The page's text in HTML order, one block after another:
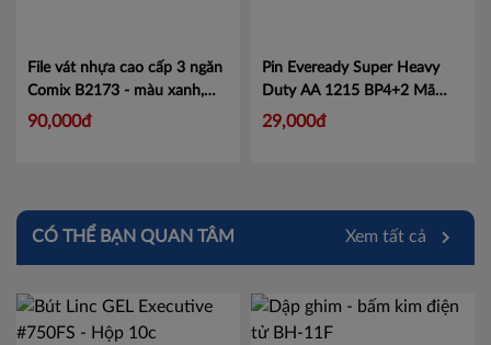
File vát nhựa cao cấp 3 ngăn
Comix B2173 - màu xanh,
xám tuỳ chọn
90,000đ
Pin Eveready Super Heavy
Duty AA 1215 BP4+2 Mã
100628875
29,000đ
CÓ THỂ BẠN QUAN TÂM Xem tất cả